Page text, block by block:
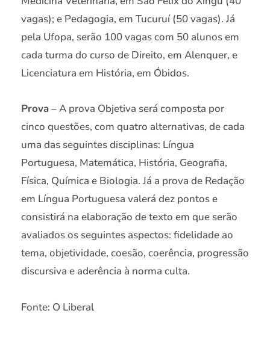
vagas); e Pedagogia, em Tucuruí (50 vagas). Já
pela Ufopa, serão 100 vagas com 50 alunos em
cada turma do curso de Direito, em Alenquer, e
Licenciatura em História, em Óbidos.
Prova– A prova Objetiva será composta por
cinco questões, com quatro alternativas, de cada
uma das seguintes disciplinas: Língua
Portuguesa, Matemática, História, Geografia,
Física, Química e Biologia. Já a prova de Redação
em Língua Portuguesa valerá dez pontos e
consistirá na elaboração de texto em que serão
avaliados os seguintes aspectos: fidelidade ao
tema, objetividade, coesão, coerência, progressão
discursiva e aderência à norma culta.
Fonte: O Liberal